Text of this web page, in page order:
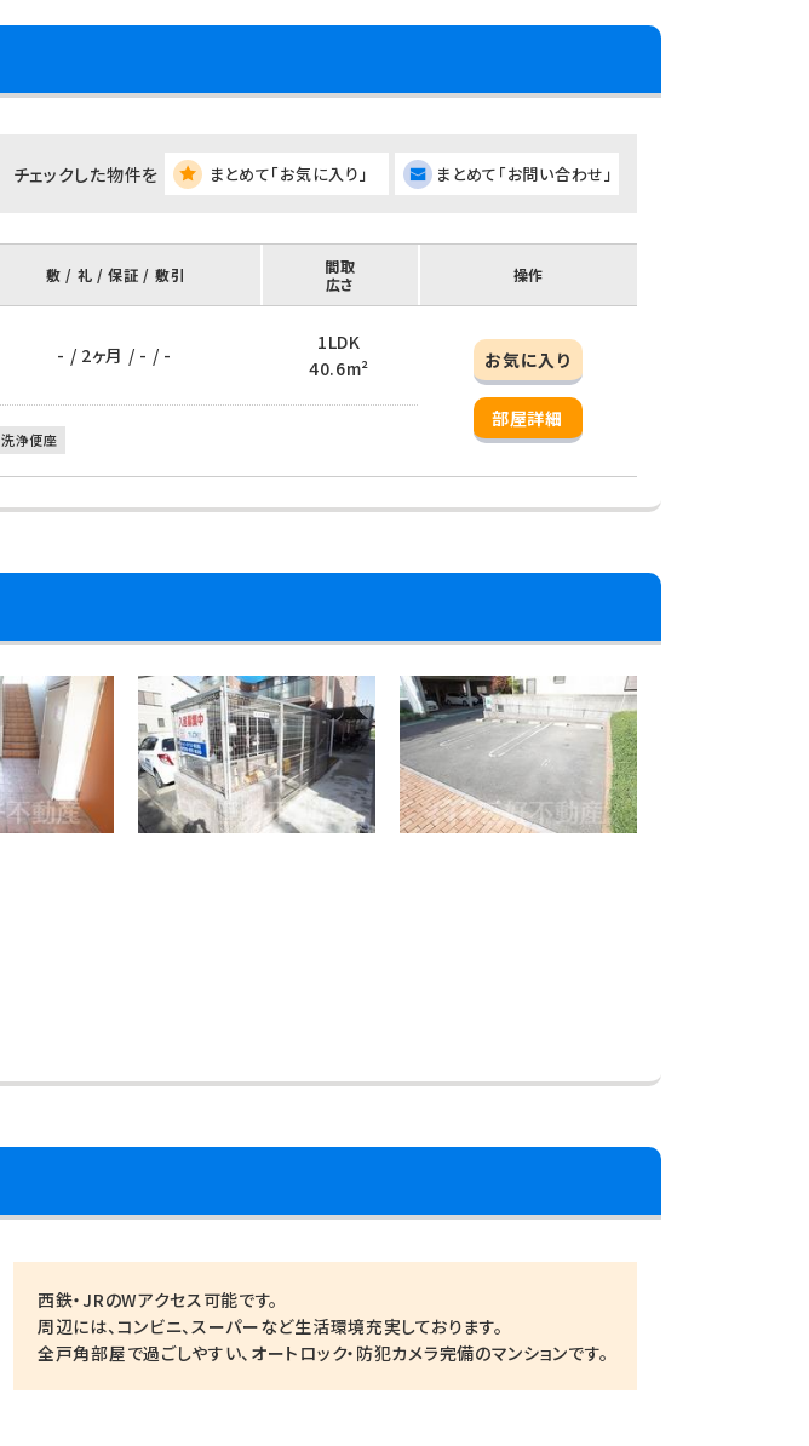
チェックした物件を まとめて「お気に入り」 まとめて「お問い合わせ」
敷 / 礼 / 保証 / 敷引
間取
広さ
操作
- / 2ヶ月 / - / -
1LDK
40.6m²
お気に入り
部屋詳細
洗浄便座
西鉄・JRのWアクセス可能です。
周辺には、コンビニ、スーパーなど生活環境充実しております。
全戸角部屋で過ごしやすい、オートロック・防犯カメラ完備のマンションです。